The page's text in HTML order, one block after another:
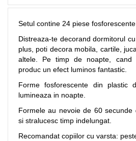
Setul contine 24 piese
Distreaza-te decorand dormitorul
plus, poti decora mobila, cartile,
altele. Pe timp de noapte, cand
produc un efect luminos fantastic.
Forme fosforescente din plastic
lumineaza in noapte.
Formele au nevoie de 60
si stralucesc timp indelungat.
Recomandat copiilor cu varsta: